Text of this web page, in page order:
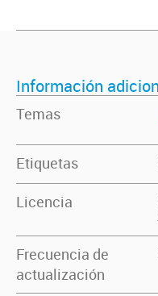
Información
Temas
Etiquetas
Licencia
Frecuencia de
actualización